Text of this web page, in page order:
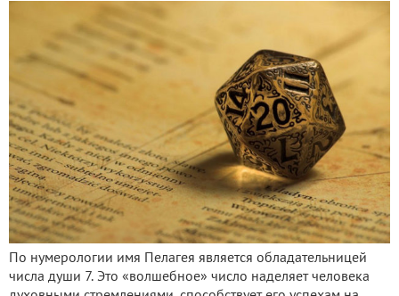
По нумерологии имя Пелагея является обладательницей
числа души 7. Это «волшебное» число наделяет человека